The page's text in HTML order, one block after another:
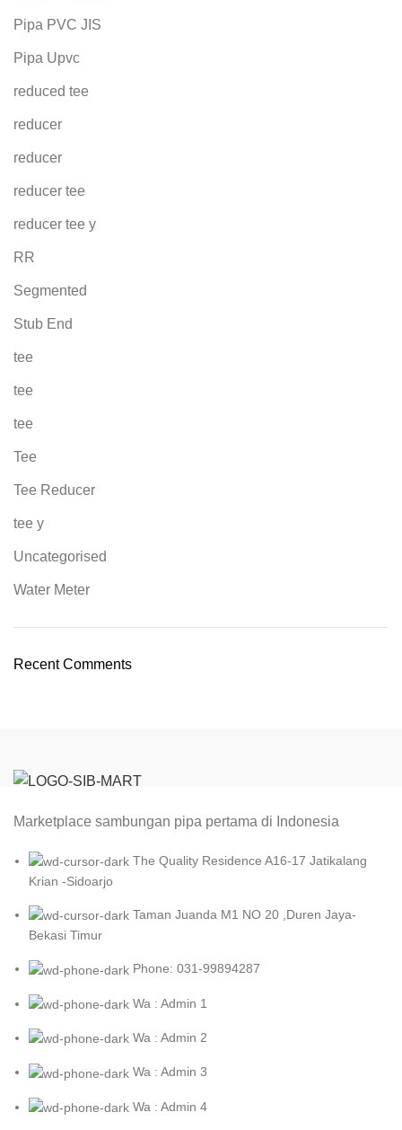
Pipa PVC JIS
Pipa Upvc
reduced tee
reducer
reducer
reducer tee
reducer tee y
RR
Segmented
Stub End
tee
tee
tee
Tee
Tee Reducer
tee y
Uncategorised
Water Meter
Recent Comments
Marketplace sambungan pipa pertama di Indonesia
The Quality Residence A16-17 Jatikalang
Krian -Sidoarjo
Taman Juanda M1 NO 20 ,Duren Jaya-
Bekasi Timur
Phone: 031-99894287
Wa : Admin 1
Wa : Admin 2
Wa : Admin 3
Wa : Admin 4